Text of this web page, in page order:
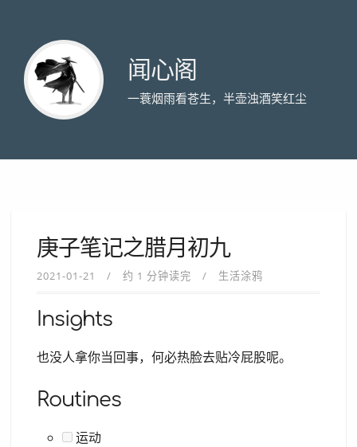
闻心阁
一蓑烟雨看苍生，半壶浊酒笑红尘
庚子笔记之腊月初九
2021-01-21 约 1 分钟读完 生活涂鸦
Insights
也没人拿你当回事，何必热脸去贴冷屁股呢。
Routines
运动